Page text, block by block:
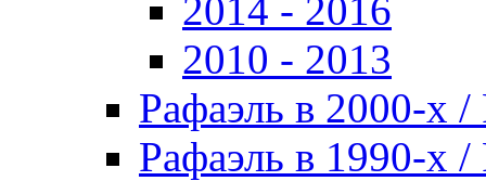
2014 - 2016
2010 - 2013
Рафаэль в 2000-х /
Рафаэль в 1990-х /